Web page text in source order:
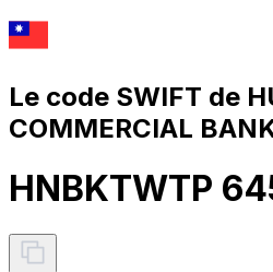
Le code SWIFT de
COMMERCIAL
HNBKTWTP